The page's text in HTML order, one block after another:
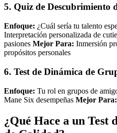
5. Quiz de Descubrimiento
Enfoque: ¿Cuál sería tu talento
Interpretación personalizada de
pasiones Mejor Para: Inmersión
propósitos personales
6. Test de Dinámica de
Enfoque: Tu rol en grupos de
Mane Six desempeñas Mejor Para:
¿Qué Hace a un